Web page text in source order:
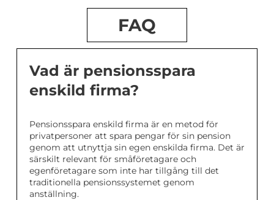
FAQ
Vad är pensionsspara
enskild firma?
Pensionsspara enskild firma är en metod för
privatpersoner att spara pengar för sin pension
genom att utnyttja sin egen enskilda firma. Det är
särskilt relevant för småföretagare och
egenföretagare som inte har tillgång till det
traditionella pensionssystemet genom
anställning.